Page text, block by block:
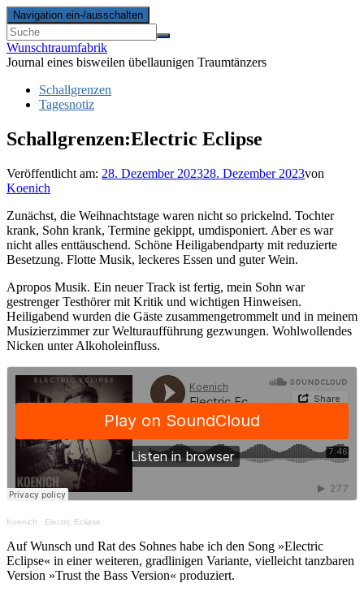
Navigation ein-/ausschalten
Wunschtraumfabrik
Journal eines bisweilen übellaunigen Traumtänzers
Schallgrenzen
Tagesnotiz
Schallgrenzen:Electric Eclipse
Veröffentlicht am: 28. Dezember 202328. Dezember 2023von
Koenich
Zunächst, die Weihnachtstage waren nicht so prickelnd. Tochter
krank, Sohn krank, Termine gekippt, umdisponiert. Aber es war
nicht alles enttäuschend. Schöne Heiligabendparty mit reduzierte
Besetzung. Flotte Musik, leckeres Essen und guter Wein.
Apropos Musik. Ein neuer Track ist fertig, mein Sohn war
gestrenger Testhörer mit Kritik und wichtigen Hinweisen.
Heiligabend wurden die Gäste zusammengetrommelt und in meinem
Musizierzimmer zur Welturaufführung gezwungen. Wohlwollendes
Nicken unter Alkoholeinfluss.
Koenich · Electric Eclipse
Auf Wunsch und Rat des Sohnes habe ich den Song »Electric
Eclipse« in einer weiteren, gradlinigen Variante, vielleicht tanzbaren
Version »Trust the Bass Version« produziert.